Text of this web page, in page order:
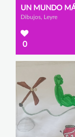
Dibujos, Leyre
0